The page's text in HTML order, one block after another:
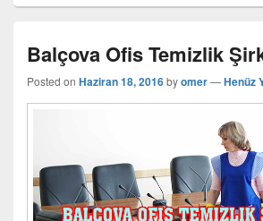
Balçova Ofis Temizlik
Posted on Haziran 18, 2016byomer—Henüz